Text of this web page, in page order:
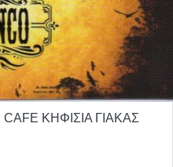
CAFE ΚΗΦΙΣΙΑ ΓΙΑΚΑΣ